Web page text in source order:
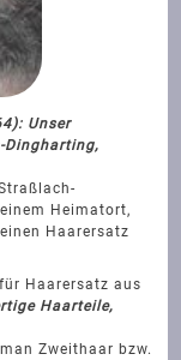
Unser
Heimatort,
Haarersatz
für Haarersatz aus
Haarteile,
Zweithaar bzw.